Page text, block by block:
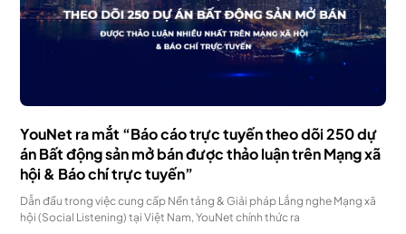
YouNet ra mắt “Báo cáo trực tuyến theo dõi 250 dự
án Bất động sản mở bán được thảo luận trên Mạng xã
hội & Báo chí trực tuyến”
Dẫn đầu trong việc cung cấp Nền tảng & Giải pháp Lắng nghe Mạng xã
hội (Social Listening) tại Việt Nam, YouNet chính thức ra